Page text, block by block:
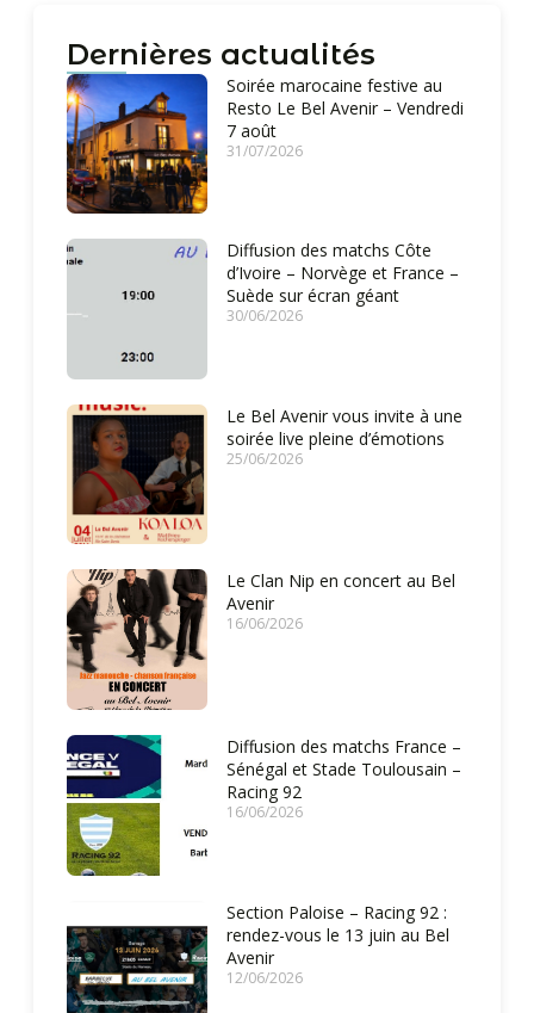
Dernières actualités
Soirée marocaine festive au
Resto Le Bel Avenir – Vendredi
7 août
31/07/2026
Diffusion des matchs Côte
d’Ivoire – Norvège et France –
Suède sur écran géant
30/06/2026
Le Bel Avenir vous invite à une
soirée live pleine d’émotions
25/06/2026
Le Clan Nip en concert au Bel
Avenir
16/06/2026
Diffusion des matchs France –
Sénégal et Stade Toulousain –
Racing 92
16/06/2026
Section Paloise – Racing 92 :
rendez-vous le 13 juin au Bel
Avenir
12/06/2026